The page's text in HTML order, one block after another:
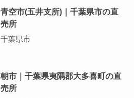
青空市(五井支所)｜千葉県市の直
売所
千葉県市
朝市｜千葉県夷隅郡大多喜町の直
売所